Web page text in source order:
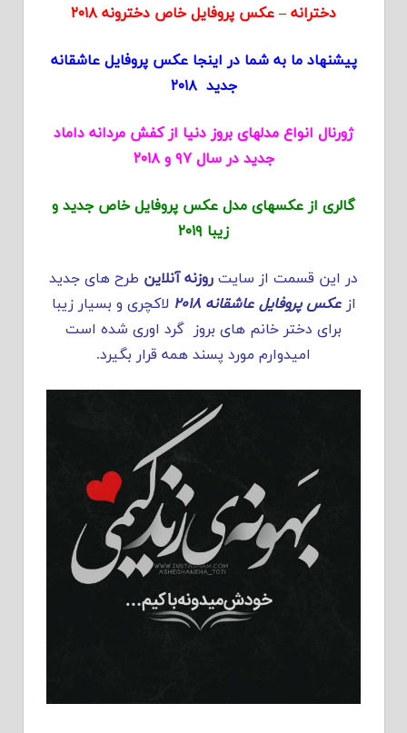
دخترانه – عکس پروفایل خاص دخترونه ۲۰۱۸
پیشنهاد ما به شما در اینجا عکس پروفایل عاشقانه
جدید ۲۰۱۸
ژورنال انواع مدلهای بروز دنیا از کفش مردانه داماد
جدید در سال ۹۷ و ۲۰۱۸
گالری از عکسهای مدل عکس پروفایل خاص جدید و
زیبا ۲۰۱۹
در این قسمت از سایت روزنه آنلاین طرح های جدید
ازعکس پروفایل عاشقانه ۲۰۱۸
لاکچری و بسیار زیبا
برای دختر خانم های بروز گرد اوری شده است
امیدوارم مورد پسند همه قرار بگیرد.